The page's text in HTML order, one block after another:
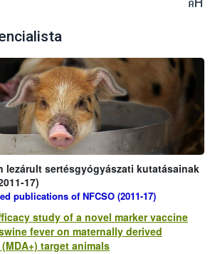
lezárult sertésgyógyászati kutatásainak
17)
publications of NFCSO (2011-17)
study of a novel marker vaccine
fever on maternally derived
target animals